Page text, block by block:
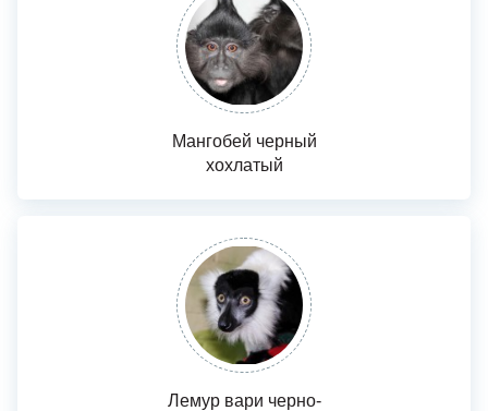
Мангобей черный
хохлатый
Лемур вари черно-